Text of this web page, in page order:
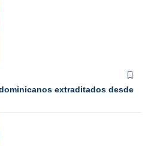
extraditados desde